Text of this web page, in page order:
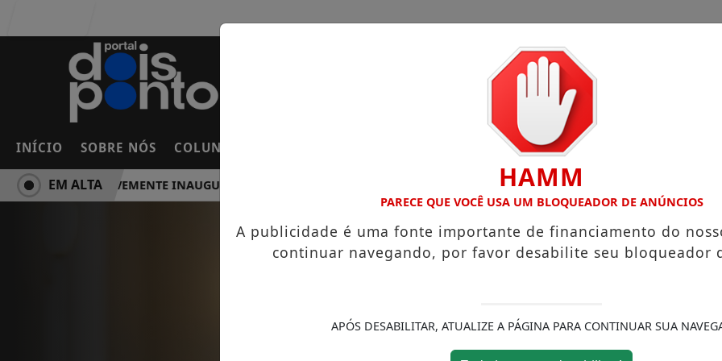
INÍCIO SOBRE NÓS COLUNAS FRANCISCO MORATO
SERÁ BREVEMENTE INAUGURADA EM FRANCO DA ROCHA EDUCA FRANCO DA ROCHA DIVULGA NOVOS
EM ALTA HAMM
PARECE QUE VOCÊ USA UM BLOQUEADOR DE ANÚNCIOS
A publicidade é uma fonte importante de financiamento do
continuar navegando, por favor desabilite seu bloqueador
APÓS DESABILITAR, ATUALIZE A PÁGINA PARA CONTINUAR SUA